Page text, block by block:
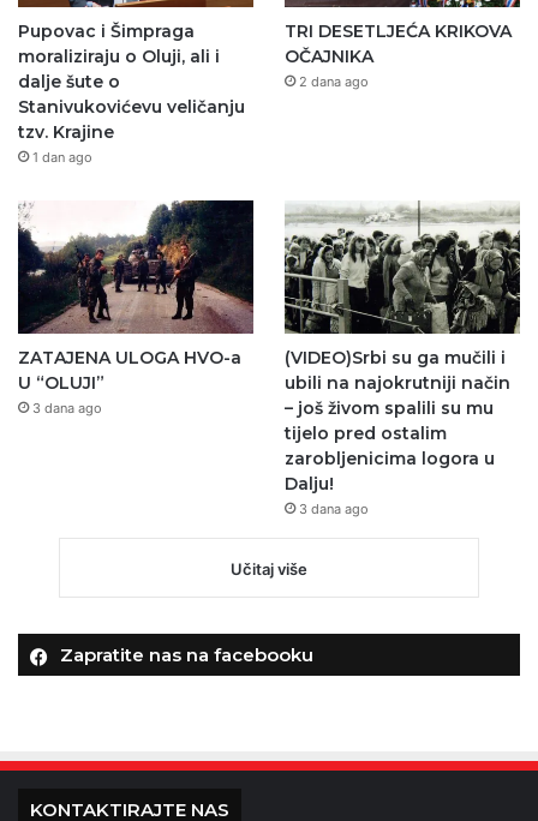
Pupovac i Šimpraga
moraliziraju o Oluji, ali i
dalje šute o
Stanivukovićevu veličanju
tzv. Krajine
1 dan ago
TRI DESETLJEĆA KRIKOVA
OČAJNIKA
2 dana ago
ZATAJENA ULOGA HVO-a
U “OLUJI”
3 dana ago
(VIDEO)Srbi su ga mučili i
ubili na najokrutniji način
– još živom spalili su mu
tijelo pred ostalim
zarobljenicima logora u
Dalju!
3 dana ago
Učitaj više
Zapratite nas na facebooku
KONTAKTIRAJTE NAS